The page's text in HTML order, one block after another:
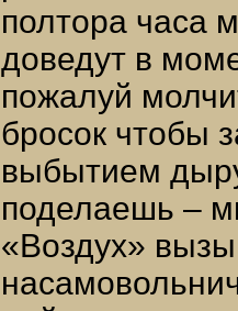
полтора часа
доведут в
пожалуй
бросок чтобы
выбытием
поделаешь –
«Воздух»